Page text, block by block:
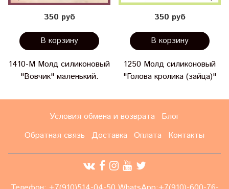
350 руб
В корзину
1410-М Молд силиконовый
"Вовчик" маленький.
350 руб
В корзину
1250 Молд силиконовый
"Голова кролика (зайца)"
Условия обмена и возврата
Блог
Обратная связь
Доставка Оплата Контакты